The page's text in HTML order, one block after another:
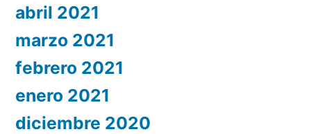
abril 2021
marzo 2021
febrero 2021
enero 2021
diciembre 2020